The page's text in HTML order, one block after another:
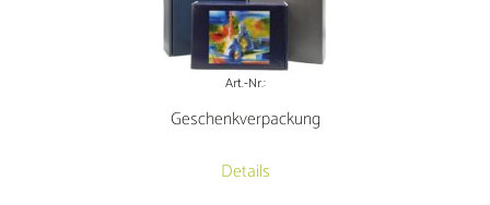
Art.-Nr.:
Geschenkverpackung
Details